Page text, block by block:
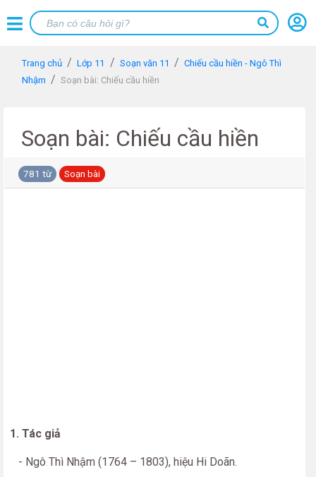
Trang chủ Lớp 11 Soạn văn 11
Chiếu cầu hiền - Ngô Thì
Nhậm
Soạn bài: Chiếu cầu hiền
Soạn bài: Chiếu cầu hiền
781 từ Soạn bài
1. Tác giả
- Ngô Thì Nhậm (1764 – 1803), hiệu Hi Doãn.